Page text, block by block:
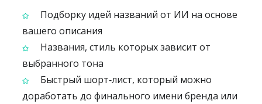
Подборку идей названий от ИИ на основе
вашего описания
Названия, стиль которых зависит от
выбранного тона
Быстрый шорт‑лист, который можно
доработать до финального имени бренда или